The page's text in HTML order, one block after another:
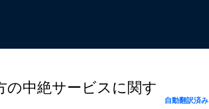
の中絶サービスに関す
自動翻訳済み